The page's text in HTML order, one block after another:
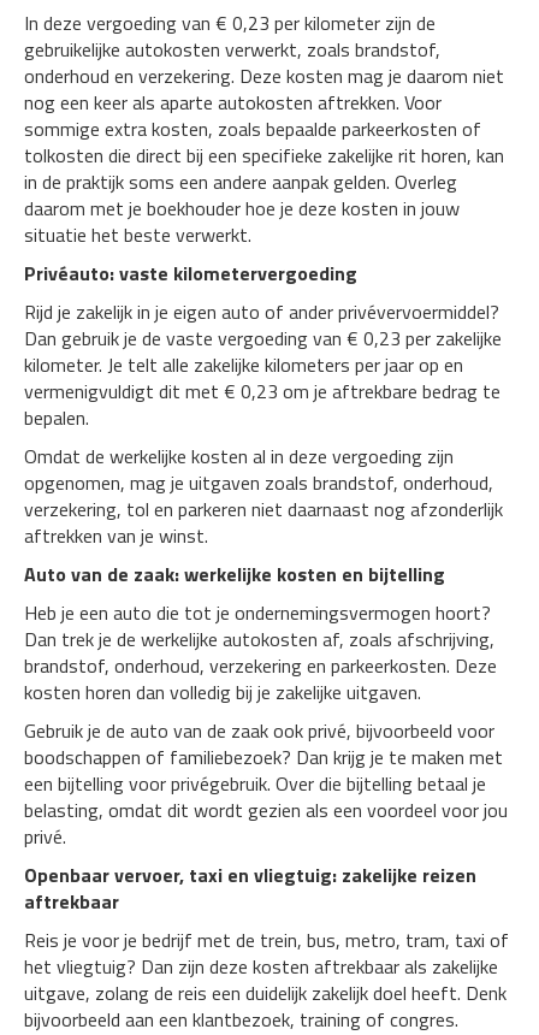
In deze vergoeding van € 0,23 per kilometer zijn de
gebruikelijke autokosten verwerkt, zoals brandstof,
onderhoud en verzekering. Deze kosten mag je daarom niet
nog een keer als aparte autokosten aftrekken. Voor
sommige extra kosten, zoals bepaalde parkeerkosten of
tolkosten die direct bij een specifieke zakelijke rit horen, kan
in de praktijk soms een andere aanpak gelden. Overleg
daarom met je boekhouder hoe je deze kosten in jouw
situatie het beste verwerkt.
Privéauto: vaste kilometervergoeding
Rijd je zakelijk in je eigen auto of ander privévervoermiddel?
Dan gebruik je de vaste vergoeding van € 0,23 per zakelijke
kilometer. Je telt alle zakelijke kilometers per jaar op en
vermenigvuldigt dit met € 0,23 om je aftrekbare bedrag te
bepalen.
Omdat de werkelijke kosten al in deze vergoeding zijn
opgenomen, mag je uitgaven zoals brandstof, onderhoud,
verzekering, tol en parkeren niet daarnaast nog afzonderlijk
aftrekken van je winst.
Auto van de zaak: werkelijke kosten en bijtelling
Heb je een auto die tot je ondernemingsvermogen hoort?
Dan trek je de werkelijke autokosten af, zoals afschrijving,
brandstof, onderhoud, verzekering en parkeerkosten. Deze
kosten horen dan volledig bij je zakelijke uitgaven.
Gebruik je de auto van de zaak ook privé, bijvoorbeeld voor
boodschappen of familiebezoek? Dan krijg je te maken met
een bijtelling voor privégebruik. Over die bijtelling betaal je
belasting, omdat dit wordt gezien als een voordeel voor jou
privé.
Openbaar vervoer, taxi en vliegtuig: zakelijke reizen
aftrekbaar
Reis je voor je bedrijf met de trein, bus, metro, tram, taxi of
het vliegtuig? Dan zijn deze kosten aftrekbaar als zakelijke
uitgave, zolang de reis een duidelijk zakelijk doel heeft. Denk
bijvoorbeeld aan een klantbezoek, training of congres.